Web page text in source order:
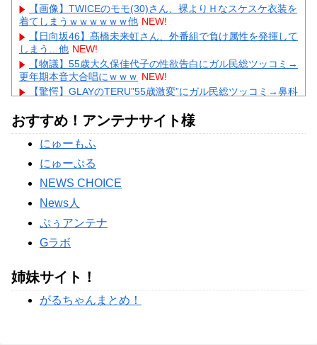
【画像】TWICEのモモ(30)さん、裸よりＨなスケスケ衣装を
着てしまうｗｗｗｗｗｗ他 NEW!
【日向坂46】髙橋未来虹さん、外番組で負け属性を発揮して
しまう…他 NEW!
【物議】55歳大久保佳代子の性欲告白にガル民総ツッコミ→
更年期本音大合唱にｗｗｗ NEW!
【驚愕】GLAYのTERU”55歳激変”にガル民総ツッコミ→鼻科
【物議】辻希美、中2息子の荷造り全代行→ガル民「駄目男
製造」大激論ｗｗｗ NEW!
【衝撃】佐藤佳奈アナ電撃結婚→お相手はレインボー池田、
まさかの退社理由にｗｗｗ
Powered by livedoor 相互RSS
おすすめ！アンテナサイト様
にゅーもふ
にゅーぷる
NEWS CHOICE
News人
ぷぅアンテナ
Gラボ
姉妹サイト！
がるちゃんまとめ！